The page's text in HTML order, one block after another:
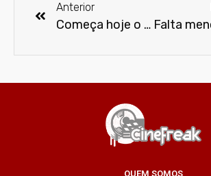
Anterior
Começa hoje o festival Anima Mundi
QUEM SOMOS